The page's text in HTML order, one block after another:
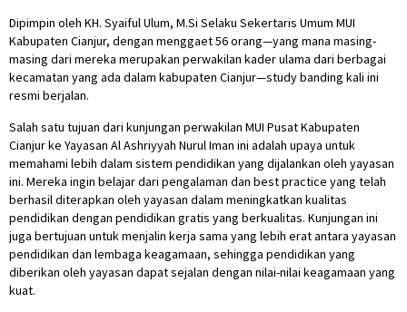
Dipimpin oleh KH. Syaiful Ulum, M.Si Selaku Sekertaris Umum MUI
Kabupaten Cianjur, dengan menggaet 56 orang—yang mana masing-
masing dari mereka merupakan perwakilan kader ulama dari berbagai
kecamatan yang ada dalam kabupaten Cianjur—study banding kali ini
resmi berjalan.
Salah satu tujuan dari kunjungan perwakilan MUI Pusat Kabupaten
Cianjur ke Yayasan Al Ashriyyah Nurul Iman ini adalah upaya untuk
memahami lebih dalam sistem pendidikan yang dijalankan oleh yayasan
ini. Mereka ingin belajar dari pengalaman dan best practice yang telah
berhasil diterapkan oleh yayasan dalam meningkatkan kualitas
pendidikan dengan pendidikan gratis yang berkualitas. Kunjungan ini
juga bertujuan untuk menjalin kerja sama yang lebih erat antara yayasan
pendidikan dan lembaga keagamaan, sehingga pendidikan yang
diberikan oleh yayasan dapat sejalan dengan nilai-nilai keagamaan yang
kuat.